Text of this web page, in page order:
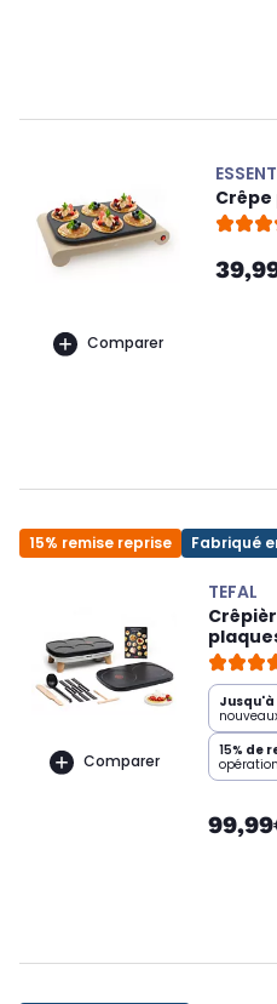
Comparer
Crêpe
15% remise reprise Fabriqué
Comparer
TEFAL
Jusqu'à
15% de